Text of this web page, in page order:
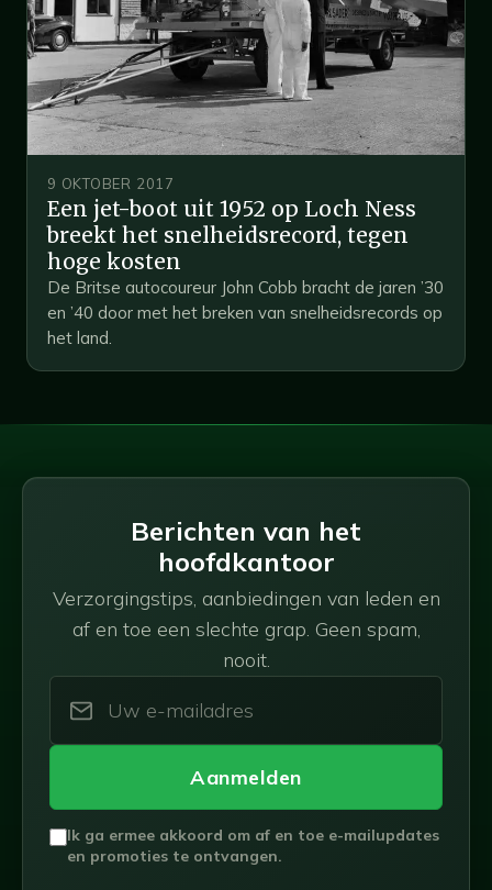
9 OKTOBER 2017
Een jet-boot uit 1952 op Loch Ness
breekt het snelheidsrecord, tegen
hoge kosten
De Britse autocoureur John Cobb bracht de jaren ’30
en ’40 door met het breken van snelheidsrecords op
het land.
Berichten van het
hoofdkantoor
Verzorgingstips, aanbiedingen van leden en
af en toe een slechte grap. Geen spam,
nooit.
Aanmelden
Ik ga ermee akkoord om af en toe e-mailupdates
en promoties te ontvangen.